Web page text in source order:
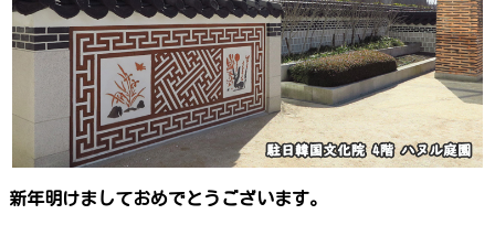
新年明けましておめでとうございます。